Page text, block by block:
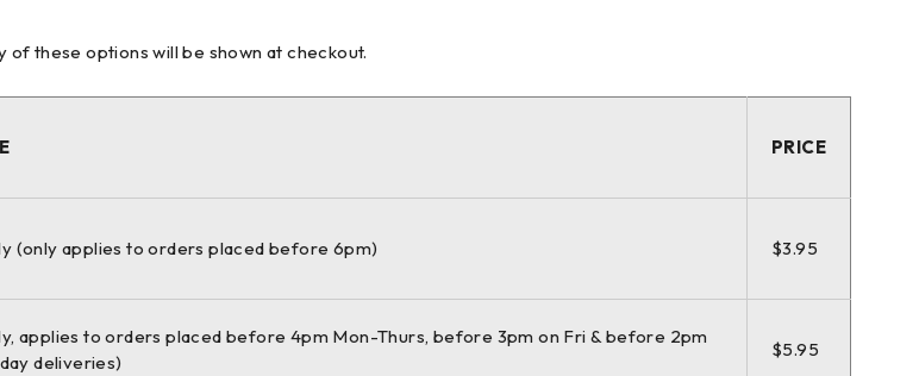
these options will be shown at checkout.
PRICE
(only applies to orders placed before 6pm) $3.95
applies to orders placed before 4pm Mon-Thurs, before 3pm on Fri & before 2pm
deliveries)
$5.95